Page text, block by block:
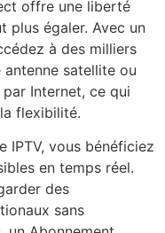
offre une liberté
plus égaler. Avec un
à des milliers
antenne satellite ou
par Internet, ce qui
flexibilité.
IPTV, vous bénéficiez
en temps réel.
des
sans